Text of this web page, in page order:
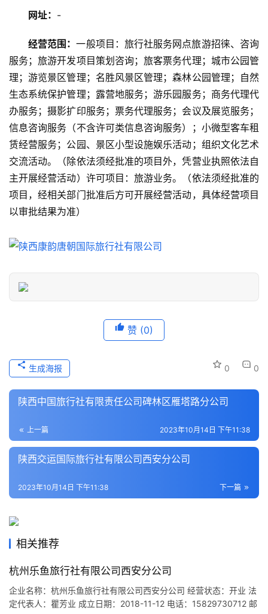
特
产
热
门
景
点
旅
游
信
史
文
游
地
生
活
城
市
登录 注册
网址： -
经营范围：一般项目：旅行社服务网点旅游招徕、咨询
服务；旅游开发项目策划咨询；旅客票务代理；城市公园管
理；游览景区管理；名胜风景区管理；森林公园管理；自然
生态系统保护管理；露营地服务；游乐园服务；商务代理代
办服务；摄影扩印服务；票务代理服务；会议及展览服务；
信息咨询服务（不含许可类信息咨询服务）；小微型客车租
赁经营服务；公园、景区小型设施娱乐活动；组织文化艺术
交流活动。（除依法须经批准的项目外，凭营业执照依法自
主开展经营活动）许可项目：旅游业务。（依法须经批准的
项目，经相关部门批准后方可开展经营活动，具体经营项目
以审批结果为准）
赞 (0)
0 0
生成海报
陕西中国旅行社有限责任公司碑林区雁塔路分公司
上一篇 2023年10月14日 下午11:38
陕西交运国际旅行社有限公司西安分公司
下一篇
2023年10月14日 下午11:38
相关推荐
杭州乐鱼旅行社有限公司西安分公司
企业名称：杭州乐鱼旅行社有限公司西安分公司 经营状态：开业 法
定代表人：瞿芳业 成立日期：2018-11-12 电话：15829730712 邮